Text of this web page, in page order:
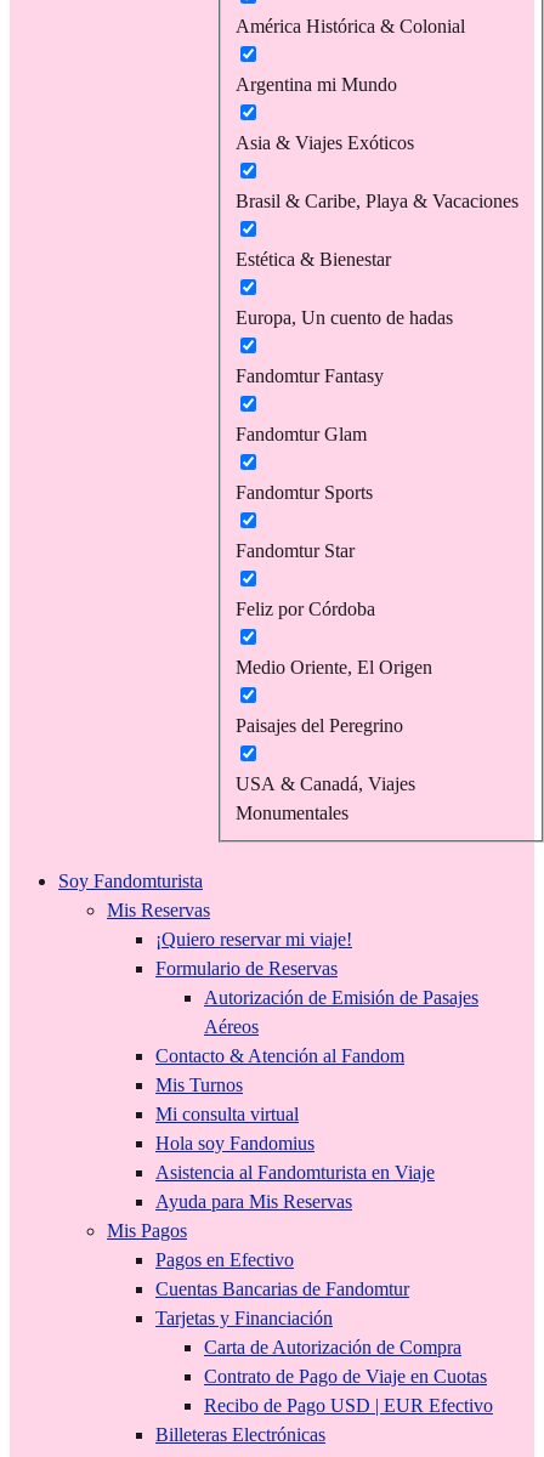
América Histórica & Colonial
Argentina mi Mundo
Asia & Viajes Exóticos
Brasil & Caribe, Playa & Vacaciones
Estética & Bienestar
Europa, Un cuento de hadas
Fandomtur Fantasy
Fandomtur Glam
Fandomtur Sports
Fandomtur Star
Feliz por Córdoba
Medio Oriente, El Origen
Paisajes del Peregrino
USA & Canadá, Viajes
Monumentales
Soy Fandomturista
Mis Reservas
¡Quiero reservar mi viaje!
Formulario de Reservas
Autorización de Emisión de Pasajes
Aéreos
Contacto & Atención al Fandom
Mis Turnos
Mi consulta virtual
Hola soy Fandomius
Asistencia al Fandomturista en Viaje
Ayuda para Mis Reservas
Mis Pagos
Pagos en Efectivo
Cuentas Bancarias de Fandomtur
Tarjetas y Financiación
Carta de Autorización de Compra
Contrato de Pago de Viaje en Cuotas
Recibo de Pago USD | EUR Efectivo
Billeteras Electrónicas